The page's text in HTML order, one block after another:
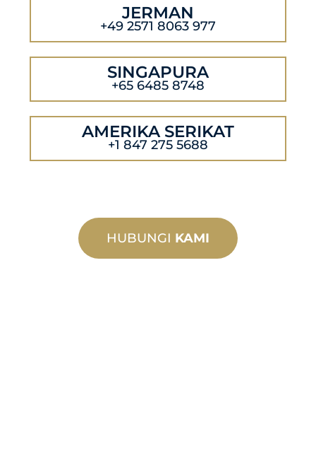
JERMAN
+49 2571 8063 977
SINGAPURA
+65 6485 8748
AMERIKA SERIKAT
+1 847 275 5688
HUBUNGI KAMI